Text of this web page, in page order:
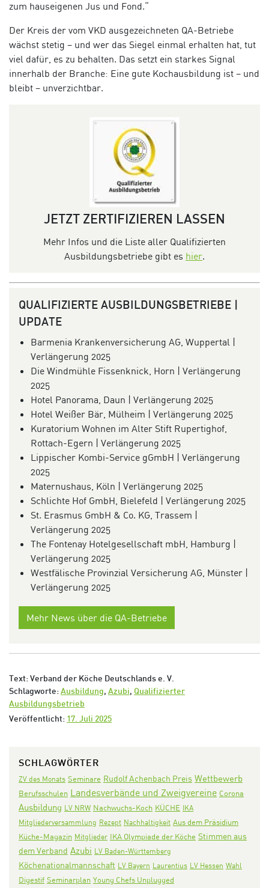
zum hauseigenen Jus und Fond.“
Der Kreis der vom VKD ausgezeichneten QA-Betriebe
wächst stetig – und wer das Siegel einmal erhalten hat, tut
viel dafür, es zu behalten. Das setzt ein starkes Signal
innerhalb der Branche: Eine gute Kochausbildung ist – und
bleibt – unverzichtbar.
JETZT ZERTIFIZIEREN LASSEN
Mehr Infos und die Liste aller Qualifizierten
Ausbildungsbetriebe gibt es hier.
QUALIFIZIERTE AUSBILDUNGSBETRIEBE |
UPDATE
Barmenia Krankenversicherung AG, Wuppertal |
Verlängerung 2025
Die Windmühle Fissenknick, Horn | Verlängerung
2025
Hotel Panorama, Daun | Verlängerung 2025
Hotel Weißer Bär, Mülheim | Verlängerung 2025
Kuratorium Wohnen im Alter Stift Rupertighof,
Rottach-Egern | Verlängerung 2025
Lippischer Kombi-Service gGmbH | Verlängerung
2025
Maternushaus, Köln | Verlängerung 2025
Schlichte Hof GmbH, Bielefeld | Verlängerung 2025
St. Erasmus GmbH & Co. KG, Trassem |
Verlängerung 2025
The Fontenay Hotelgesellschaft mbH, Hamburg |
Verlängerung 2025
Westfälische Provinzial Versicherung AG, Münster |
Verlängerung 2025
Mehr News über die QA-Betriebe
Text: Verband der Köche Deutschlands e. V.
Schlagworte: Ausbildung, Azubi, Qualifizierter
Ausbildungsbetrieb
Veröffentlicht: 17. Juli 2025
SCHLAGWÖRTER
ZV des Monats Seminare Rudolf Achenbach Preis Wettbewerb
Berufsschulen Landesverbände und Zweigvereine Corona
Ausbildung LV NRW Nachwuchs-Koch KÜCHE IKA
Mitgliederversammlung Rezept Nachhaltigkeit Aus dem Präsidium
Küche-Magazin Mitglieder IKA Olympiade der Köche Stimmen aus
dem Verband Azubi LV Baden-Württemberg
Köchenationalmannschaft LV Bayern Laurentius LV Hessen Wahl
Digestif Seminarplan Young Chefs Unplugged